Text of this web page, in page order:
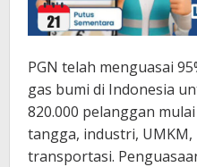
PGN telah menguasai
gas bumi di Indonesia
820.000 pelanggan
tangga, industri,
transportasi.